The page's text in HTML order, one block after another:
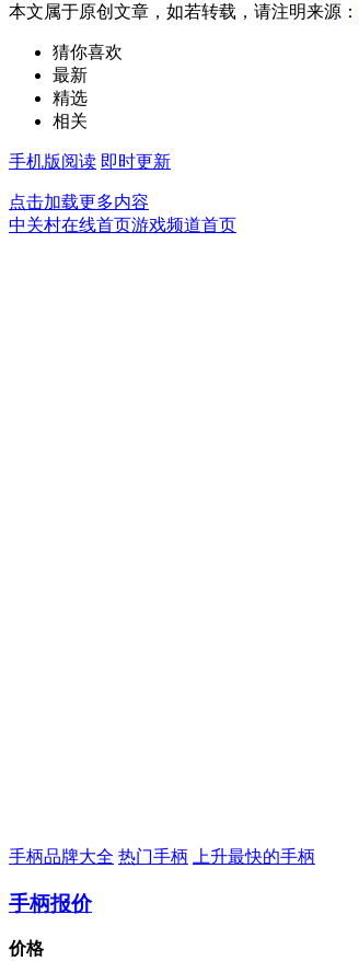
本文属于原创文章，如若转载，请注明来源：
猜你喜欢
最新
精选
相关
手机版阅读 即时更新
点击加载更多内容
中关村在线首页游戏频道首页
手柄品牌大全 热门手柄 上升最快的手柄
手柄报价
价格